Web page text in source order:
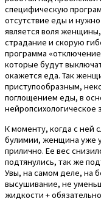
специфическую
отсутствие еды и
является воля
страдание и скорую
программа
которые будут
окажется еда. Так
приступообразным,
поглощением еды, в
нейропсихологическое
К моменту, когда с ней
булимии, женщина уже
прилично. Ее вес
подтянулись, так же
Увы, на самом деле, на
высушивание, не
жидкости +